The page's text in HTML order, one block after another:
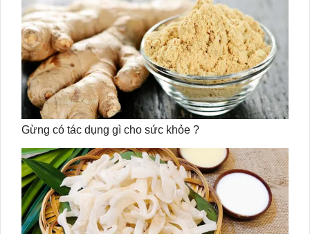
Gừng có tác dụng gì cho sức khỏe ?